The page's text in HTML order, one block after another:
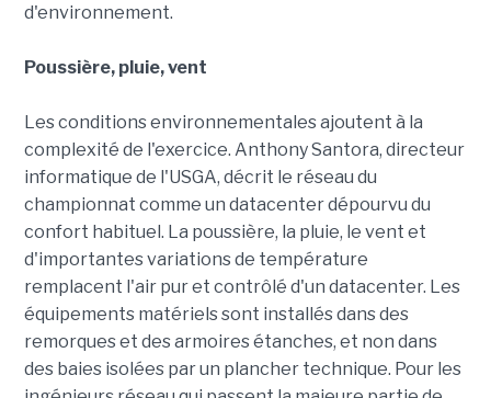
d'environnement.
Poussière, pluie, vent
Les conditions environnementales ajoutent à la
complexité de l'exercice. Anthony Santora, directeur
informatique de l'USGA, décrit le réseau du
championnat comme un datacenter dépourvu du
confort habituel. La poussière, la pluie, le vent et
d'importantes variations de température
remplacent l'air pur et contrôlé d'un datacenter. Les
équipements matériels sont installés dans des
remorques et des armoires étanches, et non dans
des baies isolées par un plancher technique. Pour les